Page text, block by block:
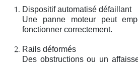
Dispositif automatisé défaillant
Une panne moteur peut
fonctionner correctement.
Rails déformés
Des obstructions ou un